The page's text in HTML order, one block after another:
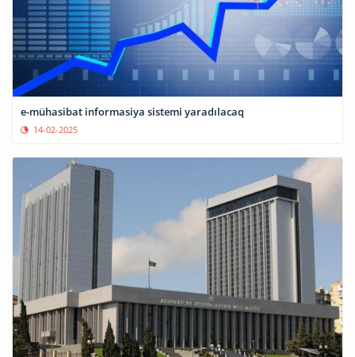
e-mühasibat informasiya sistemi yaradılacaq
14-02-2025